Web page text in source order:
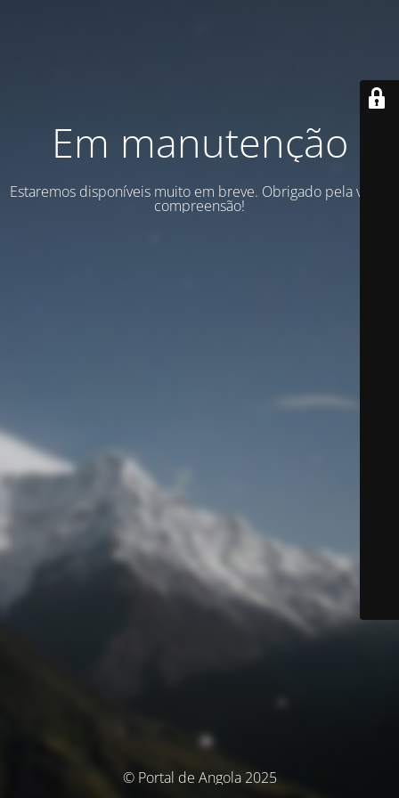
Em manutenção
Estaremos disponíveis muito em breve. Obrigado pela vossa
compreensão!
© Portal de Angola 2025